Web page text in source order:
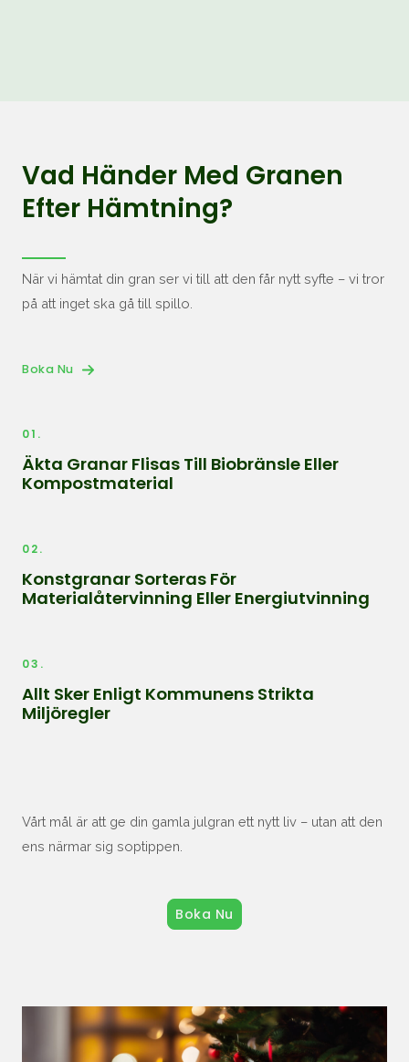
Vad Händer Med Granen
Efter Hämtning?
När vi hämtat din gran ser vi till att den får nytt syfte – vi tror
på att inget ska gå till spillo.
Boka Nu
01.
Äkta Granar Flisas Till Biobränsle Eller
Kompostmaterial
02.
Konstgranar Sorteras För
Materialåtervinning Eller Energiutvinning
03.
Allt Sker Enligt Kommunens Strikta
Miljöregler
Vårt mål är att ge din gamla julgran ett nytt liv – utan att den
ens närmar sig soptippen.
Boka Nu